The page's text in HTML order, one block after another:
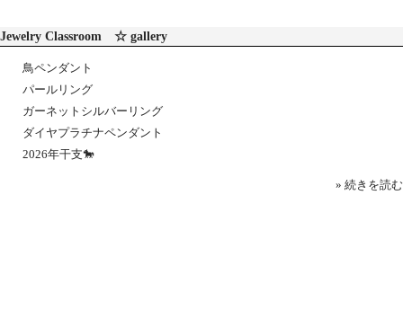
Jewelry Classroom ☆ gallery
鳥ペンダント
パールリング
ガーネットシルバーリング
ダイヤプラチナペンダント
2026年干支🐎
» 続きを読む